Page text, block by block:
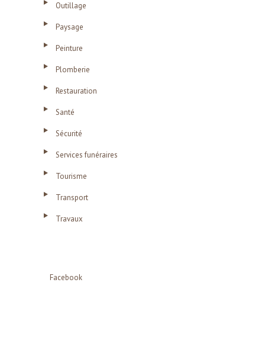
Outillage
Paysage
Peinture
Plomberie
Restauration
Santé
Sécurité
Services funéraires
Tourisme
Transport
Travaux
Facebook